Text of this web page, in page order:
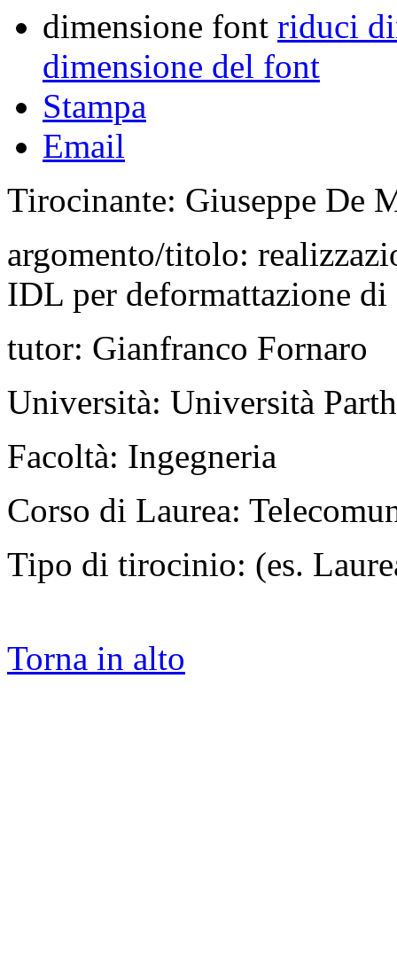
dimensione font riduci
dimensione del font
Stampa
Email
Tirocinante: Giuseppe De
argomento/titolo:
IDL per deformattazione
tutor: Gianfranco Fornaro
Università: Università
Facoltà: Ingegneria
Corso di Laurea:
Tipo di tirocinio: (es.
Torna in alto